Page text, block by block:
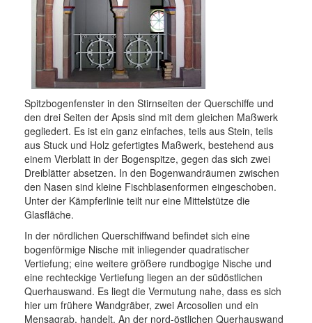
Spitzbogenfenster in den Stirnseiten der Querschiffe und
den drei Seiten der Apsis sind mit dem gleichen Maßwerk
gegliedert. Es ist ein ganz einfaches, teils aus Stein, teils
aus Stuck und Holz gefertigtes Maßwerk, bestehend aus
einem Vierblatt in der Bogenspitze, gegen das sich zwei
Dreiblätter absetzen. In den Bogenwandräumen zwischen
den Nasen sind kleine Fischblasenformen eingeschoben.
Unter der Kämpferlinie teilt nur eine Mittelstütze die
Glasfläche.
In der nördlichen Querschiffwand befindet sich eine
bogenförmige Nische mit inliegender quadratischer
Vertiefung; eine weitere größere rundbogige Nische und
eine rechteckige Vertiefung liegen an der südöstlichen
Querhauswand. Es liegt die Vermutung nahe, dass es sich
hier um frühere Wandgräber, zwei Arcosolien und ein
Mensagrab, handelt. An der nord-östlichen Querhauswand